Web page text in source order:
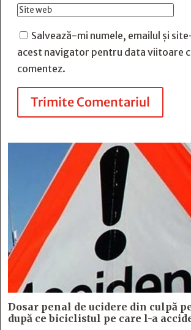
Salvează-mi numele, emailul și
acest navigator pentru data viitoare
comentez.
Trimite Comentariul
Dosar penal de ucidere din culpă
după ce biciclistul pe care l-a